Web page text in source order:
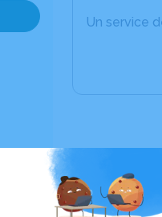
Un service